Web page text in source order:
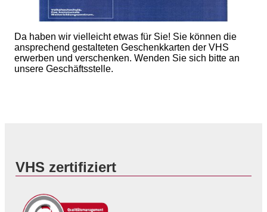
Da haben wir vielleicht etwas für Sie! Sie können die
ansprechend gestalteten Geschenkkarten der VHS
erwerben und verschenken. Wenden Sie sich bitte an
unsere Geschäftsstelle.
VHS zertifiziert